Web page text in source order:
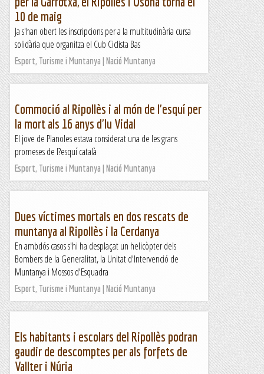
10 de maig
Ja s'han obert les inscripcions per a la multitudinària cursa
solidària que organitza el Cub Ciclista Bas
Esport, Turisme i Muntanya | Nació Muntanya
Commoció al Ripollès i al món de l'esquí per
la mort als 16 anys d'Iu Vidal
El jove de Planoles estava considerat una de les grans
promeses de l?esquí català
Esport, Turisme i Muntanya | Nació Muntanya
Dues víctimes mortals en dos rescats de
muntanya al Ripollès i la Cerdanya
En ambdós casos s'hi ha desplaçat un helicòpter dels
Bombers de la Generalitat, la Unitat d'Intervenció de
Muntanya i Mossos d'Esquadra
Esport, Turisme i Muntanya | Nació Muntanya
Els habitants i escolars del Ripollès podran
gaudir de descomptes per als forfets de
Vallter i Núria